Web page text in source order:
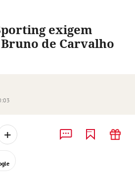
exigem
de Carvalho
+